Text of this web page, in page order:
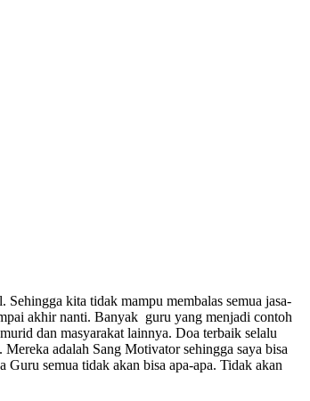
kita tidak mampu membalas semua jasa-
akhir nanti. Banyak guru yang menjadi contoh
dan masyarakat lainnya. Doa terbaik selalu
adalah Sang Motivator sehingga saya bisa
semua tidak akan bisa apa-apa. Tidak akan